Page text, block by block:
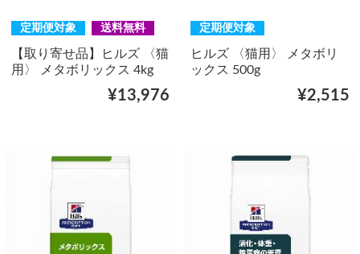
定期便対象 送料無料
【取り寄せ品】ヒルズ 〈猫
用〉 メタボリックス 4kg
¥13,976
定期便対象
ヒルズ 〈猫用〉 メタボリ
ックス 500g
¥2,515